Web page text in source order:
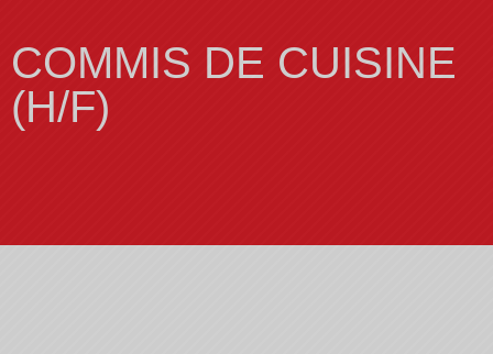
COMMIS DE CUISINE
(H/F)